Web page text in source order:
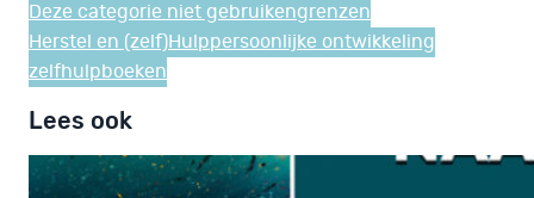
Deze categorie niet gebruikengrenzen
Herstel en (zelf)Hulppersoonlijke ontwikkeling
zelfhulpboeken
Lees ook